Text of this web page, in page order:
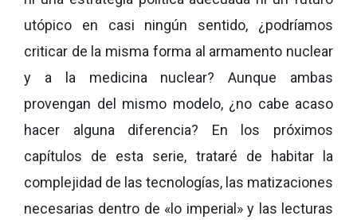
utópico en casi ningún sentido, ¿podríamos
criticar de la misma forma al armamento nuclear
y a la medicina nuclear? Aunque ambas
provengan del mismo modelo, ¿no cabe acaso
hacer alguna diferencia? En los próximos
capítulos de esta serie, trataré de habitar la
complejidad de las tecnologías, las matizaciones
necesarias dentro de «lo imperial» y las lecturas